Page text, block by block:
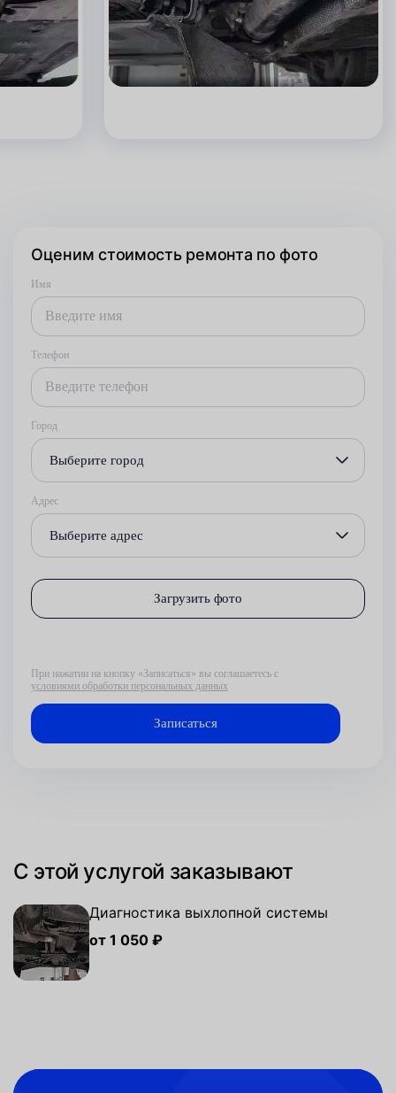
Оценим стоимость ремонта по фото
Имя
Телефон
Город
Выберите город
Адрес
Выберите адрес
Загрузить фото
При нажатии на кнопку «Записаться» вы соглашаетесь с
условиями обработки персональных данных
С этой услугой заказывают
Диагностика выхлопной системы
от 1 050 ₽